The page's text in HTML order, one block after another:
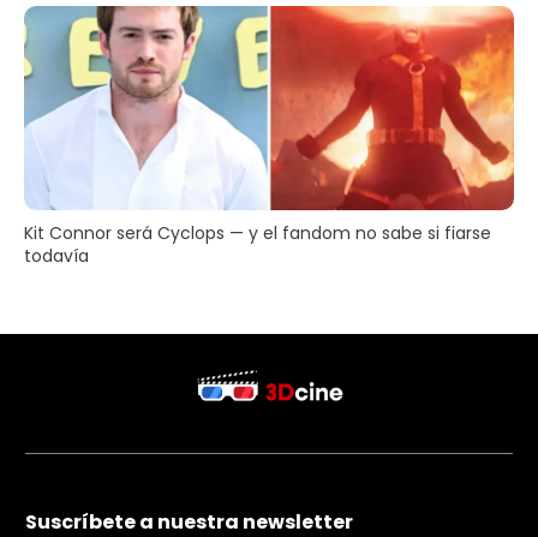
Kit Connor será Cyclops — y el fandom no sabe si fiarse
todavía
Suscríbete a nuestra newsletter